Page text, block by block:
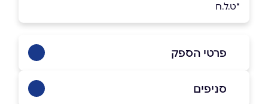
*ט.ל.ח
פרטי הספק
סניפים